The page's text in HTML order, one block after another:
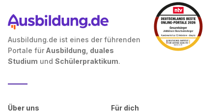
Ausbildung.de ist eines der führenden
Portale für Ausbildung, duales
Studium und Schülerpraktikum.
Über uns Für dich